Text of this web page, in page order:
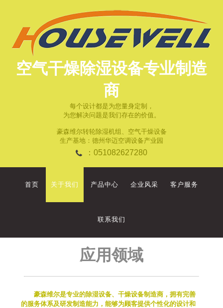
空气干燥除湿设备专业制造
商
每个设计都是为您量身定制，
为您解决问题是我们存在的价值。
豪森维尔转轮除湿机组、空气干燥设备
生产基地：德州华迈空调设备产业园
：051082627280
首页 关于我们 产品中心 企业风采 客户服务
联系我们
应用领域
豪森维尔是专业的除湿设备、干燥设备制造商，拥有完善
的服务体系及研发制造能力，能够为顾客提供个性化的设计和